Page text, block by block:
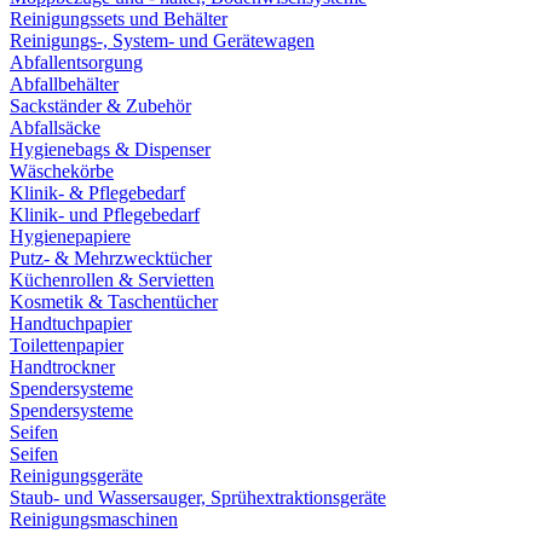
Reinigungssets und Behälter
Reinigungs-, System- und Gerätewagen
Abfallentsorgung
Abfallbehälter
Sackständer & Zubehör
Abfallsäcke
Hygienebags & Dispenser
Wäschekörbe
Klinik- & Pflegebedarf
Klinik- und Pflegebedarf
Hygienepapiere
Putz- & Mehrzwecktücher
Küchenrollen & Servietten
Kosmetik & Taschentücher
Handtuchpapier
Toilettenpapier
Handtrockner
Spendersysteme
Spendersysteme
Seifen
Seifen
Reinigungsgeräte
Staub- und Wassersauger, Sprühextraktionsgeräte
Reinigungsmaschinen